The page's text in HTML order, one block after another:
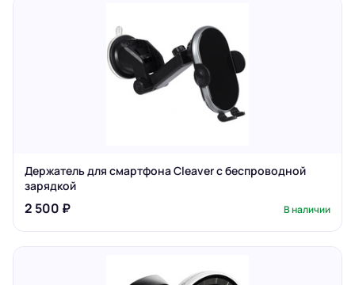
Держатель для смартфона Cleaver с беспроводной
зарядкой
2 500 ₽ В наличии